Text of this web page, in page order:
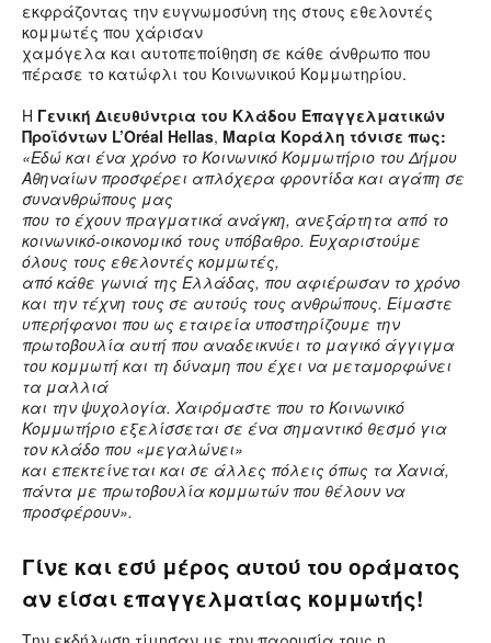
εκφράζοντας την ευγνωμοσύνη της στους εθελοντές
κομμωτές που χάρισαν
χαμόγελα και αυτοπεποίθηση σε κάθε άνθρωπο που
πέρασε το κατώφλι του Κοινωνικού Κομμωτηρίου.
Η Γενική Διευθύντρια του Κλάδου Επαγγελματικών
Προϊόντων L’Oréal Hellas, Μαρία Κοράλη τόνισε πως:
«Εδώ και ένα χρόνο το Κοινωνικό Κομμωτήριο του Δήμου
Αθηναίων προσφέρει απλόχερα φροντίδα και αγάπη σε
συνανθρώπους μας
που το έχουν πραγματικά ανάγκη, ανεξάρτητα από το
κοινωνικό-οικονομικό τους υπόβαθρο. Ευχαριστούμε
όλους τους εθελοντές κομμωτές,
από κάθε γωνιά της Ελλάδας, που αφιέρωσαν το χρόνο
και την τέχνη τους σε αυτούς τους ανθρώπους. Είμαστε
υπερήφανοι που ως εταιρεία υποστηρίζουμε την
πρωτοβουλία αυτή που αναδεικνύει το μαγικό άγγιγμα
του κομμωτή και τη δύναμη που έχει να μεταμορφώνει
τα μαλλιά
και την ψυχολογία. Χαιρόμαστε που το Κοινωνικό
Κομμωτήριο εξελίσσεται σε ένα σημαντικό θεσμό για
τον κλάδο που «μεγαλώνει»
και επεκτείνεται και σε άλλες πόλεις όπως τα Χανιά,
πάντα με πρωτοβουλία κομμωτών που θέλουν να
προσφέρουν».
Γίνε και εσύ μέρος αυτού του οράματος
αν είσαι επαγγελματίας κομμωτής!